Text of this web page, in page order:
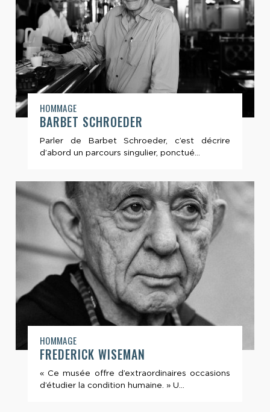
HOMMAGE
BARBET SCHROEDER
Parler de Barbet Schroeder, c’est décrire
d’abord un parcours singulier, ponctué...
HOMMAGE
FREDERICK WISEMAN
« Ce musée offre d’extraordinaires occasions
d’étudier la condition humaine. » U...